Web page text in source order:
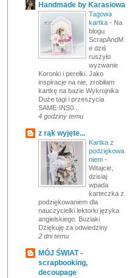
Handmade by Karasiowa
Tagowa
kartka - Na
blogu
ScrapAndM
e dziś
ruszyło
wyzwanie
Koronki i perełki. Jako
inspiracje na nie, zrobiłam
kartkę na bazie Wykrojnika
Duże tagi i przeszycia
SAME-INS0...
4 godziny temu
z rąk wyjęte...
Kartka z
podziękowa
niem -
Witajcie,
dzisiaj
wpada
karteczka z
podziękowaniem dla
nauczycielki lektorki języka
angielskiego. Buziaki
Dziękuję za odwiedziny
2 dni temu
MÓJ ŚWIAT -
scrapbooking,
decoupage